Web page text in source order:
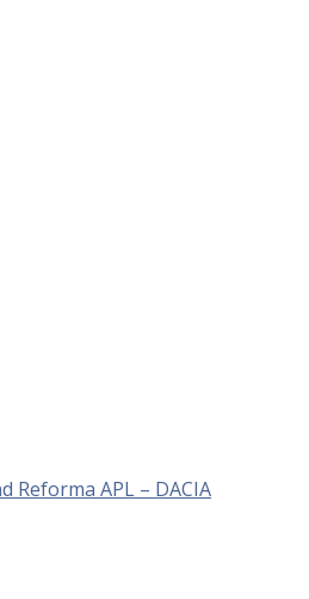
Reforma APL – DACIA